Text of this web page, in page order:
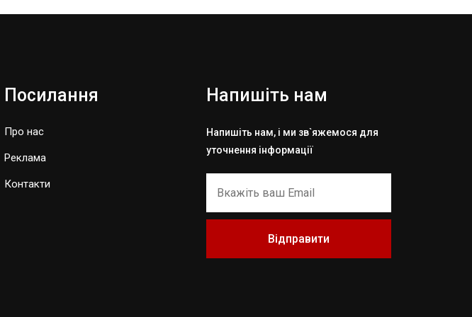
Посилання
Про нас
Реклама
Контакти
Напишіть нам
Напишіть нам, і ми зв`яжемося для
уточнення інформації
Відправити